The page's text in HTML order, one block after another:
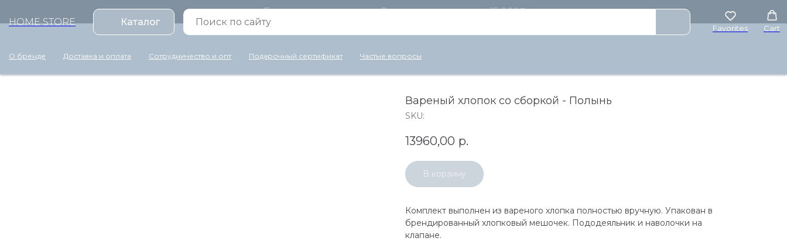
Бесплатная доставка по России для заказов от 15 000₽
HOME STORE
Каталог
Favorites Cart
О бренде Доставка и оплата Сотрудничество и опт Подарочный сертификат Частые вопросы
Вареный хлопок со сборкой - Полынь
SKU:
13960,00 р.
В корзину
Комплект выполнен из вареного хлопка полностью вручную. Упакован в
брендированный хлопковый мешочек. Пододеяльник и наволочки на
клапане.